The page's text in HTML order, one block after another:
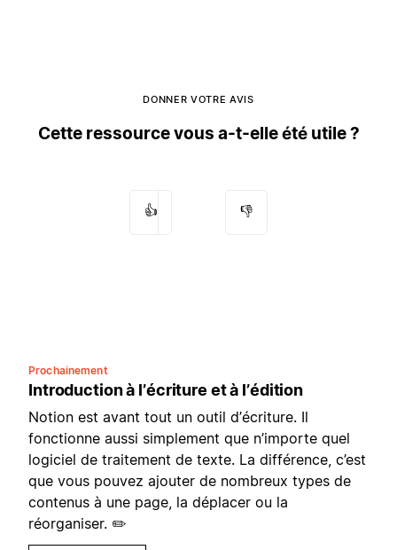
DONNER VOTRE AVIS
Cette ressource vous a-t-elle été utile ?
👍 👎
Prochainement
Introduction à l’écriture et à l’édition
Notion est avant tout un outil d’écriture. Il
fonctionne aussi simplement que n’importe quel
logiciel de traitement de texte. La différence, c’est
que vous pouvez ajouter de nombreux types de
contenus à une page, la déplacer ou la
réorganiser. ✏️